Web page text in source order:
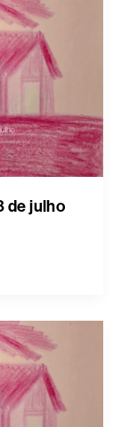
de julho